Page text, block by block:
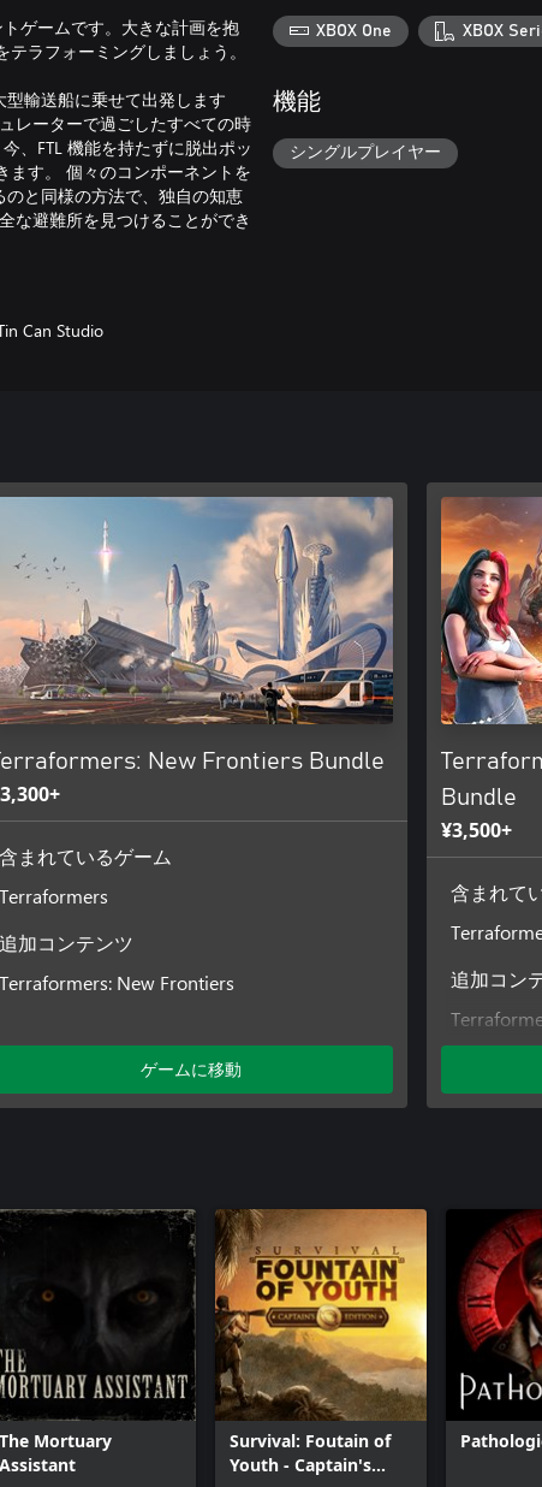
ゲームです。大きな計画を抱
ラフォーミングしましょう。
輸送船に乗せて出発します
レーターで過ごしたすべての時
、FTL 機能を持たずに脱出ポッ
ます。 個々のコンポーネントを
と同様の方法で、独自の知恵
な避難所を見つけることができ
Can Studio
XBOX One XBOX
機能
シングルプレイヤー
New Frontiers Bundle
含まれているゲーム
Terraformers
追加コンテンツ
Terraformers: New Frontiers
ゲームに移動
Bundle
¥3,500+
含まれて
追加コン
The Mortuary
Assistant
Survival: Foutain of
Youth - Captain's